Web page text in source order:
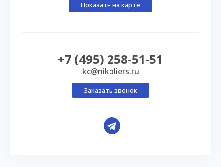
Показать на карте
+7 (495) 258-51-51
kc@nikoliers.ru
Заказать звонок